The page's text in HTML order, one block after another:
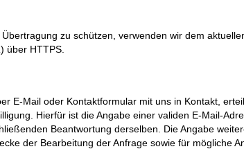
zu schützen, verwenden wir dem
über HTTPS.
E-Mail oder Kontaktformular mit uns in Kontakt,
Hierfür ist die Angabe einer validen E-Mail-
Beantwortung derselben. Die Angabe
der Bearbeitung der Anfrage sowie für mögliche